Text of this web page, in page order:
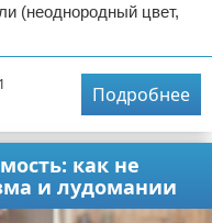
(неоднородный цвет,
Подробнее
как не
и лудомании